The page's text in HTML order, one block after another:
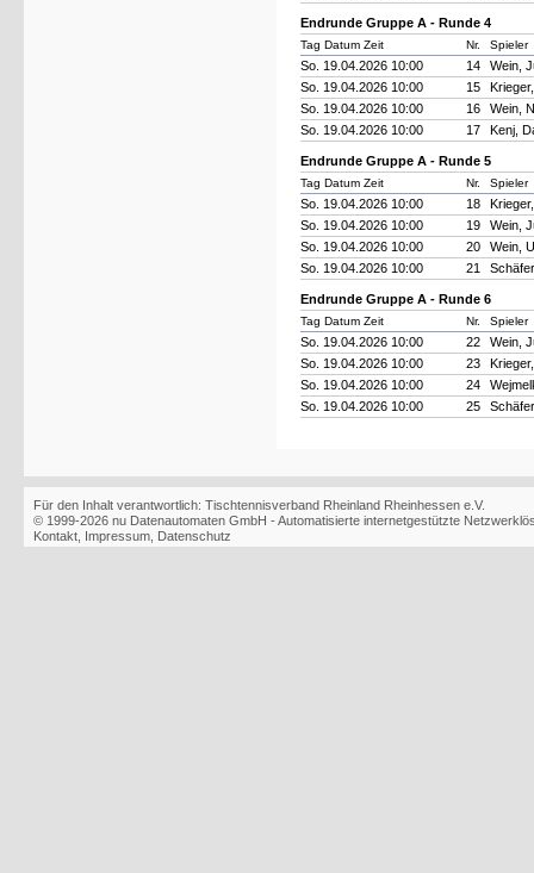
Endrunde Gruppe A - Runde 4
Tag Datum Zeit Nr. Spieler
So. 19.04.2026 10:00 14
Wein,
So. 19.04.2026 10:00
15
So. 19.04.2026 10:00
16
Wein,
So. 19.04.2026 10:00
17 Kenj,
Endrunde Gruppe A - Runde 5
Tag Datum Zeit Nr. Spieler
So. 19.04.2026 10:00 18
So. 19.04.2026 10:00
19
Wein,
So. 19.04.2026 10:00
20
Wein,
So. 19.04.2026 10:00
21
Endrunde Gruppe A - Runde 6
Tag Datum Zeit Nr. Spieler
So. 19.04.2026 10:00 22
Wein,
So. 19.04.2026 10:00
23
So. 19.04.2026 10:00
24
So. 19.04.2026 10:00
25
Für den Inhalt verantwortlich: Tischtennisverband Rheinland Rheinhessen e.V.
© 1999-2026 nu Datenautomaten GmbH - Automatisierte internetgestützte
Kontakt Impressum Datenschutz